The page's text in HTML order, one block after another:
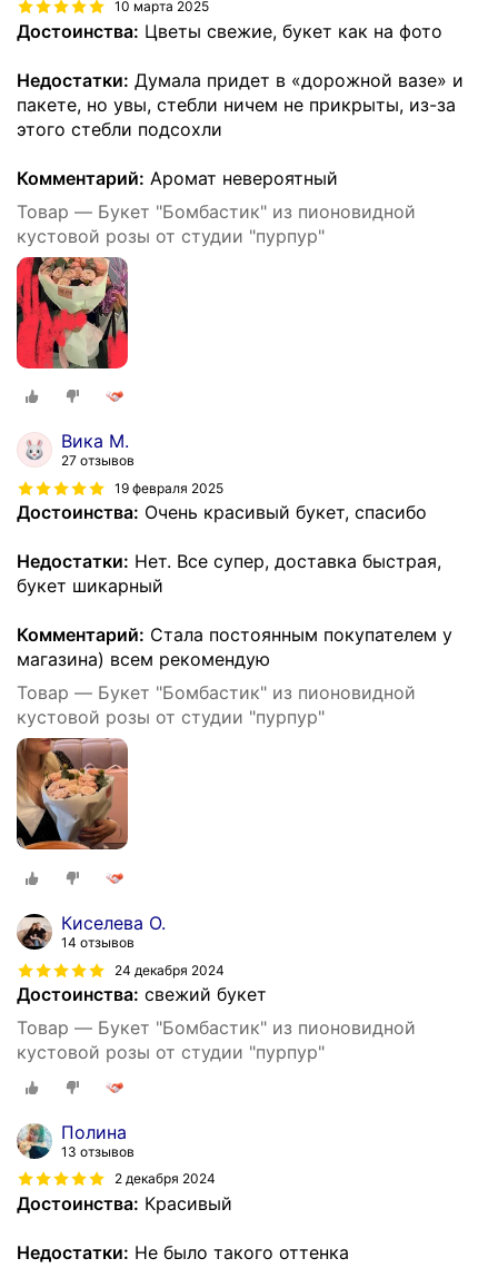
10 марта 2025
Достоинства: Цветы свежие, букет как на фото
Недостатки: Думала придет в «дорожной вазе» и
пакете, но увы, стебли ничем не прикрыты, из-за
этого стебли подсохли
Комментарий: Аромат невероятный
Товар — Букет "Бомбастик" из пионовидной
кустовой розы от студии "пурпур"
Вика М.
27 отзывов
19 февраля 2025
Достоинства: Очень красивый букет, спасибо
Недостатки: Нет. Все супер, доставка быстрая,
букет шикарный
Комментарий: Стала постоянным покупателем у
магазина) всем рекомендую
Товар — Букет "Бомбастик" из пионовидной
кустовой розы от студии "пурпур"
Киселева О.
14 отзывов
24 декабря 2024
Достоинства: свежий букет
Товар — Букет "Бомбастик" из пионовидной
кустовой розы от студии "пурпур"
Полина
13 отзывов
2 декабря 2024
Достоинства: Красивый
Недостатки: Не было такого оттенка